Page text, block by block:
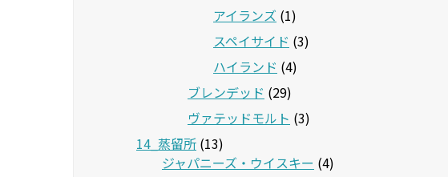
アイランズ (1)
スペイサイド (3)
ハイランド (4)
ブレンデッド (29)
ヴァテッドモルト (3)
14_蒸留所 (13)
ジャパニーズ・ウイスキー (4)